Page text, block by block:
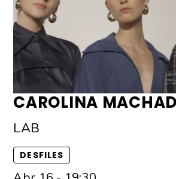
CAROLINA
LAB
DESFILES